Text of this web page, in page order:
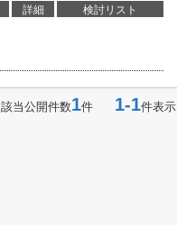
詳細 検討リスト
該当公開件数1件 1-1件表示